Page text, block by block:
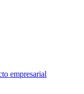
empresarial